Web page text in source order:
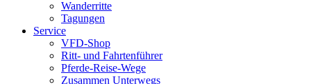
Wanderritte
Tagungen
Service
VFD-Shop
Ritt- und Fahrtenführer
Pferde-Reise-Wege
Zusammen Unterwegs